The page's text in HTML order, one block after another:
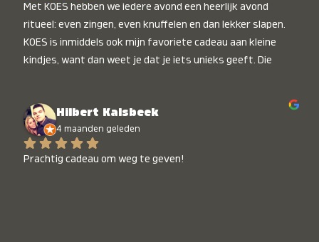
Met KOES hebben we iedere avond een heerlijk avond
ritueel: even zingen, even knuffelen en dan lekker slapen.
KOES is inmiddels ook mijn favoriete cadeau aan kleine
kindjes, want dan weet je dat je iets unieks geeft. Die
Hilbert Kalsbeek
4 maanden geleden
Prachtig cadeau om weg te geven!